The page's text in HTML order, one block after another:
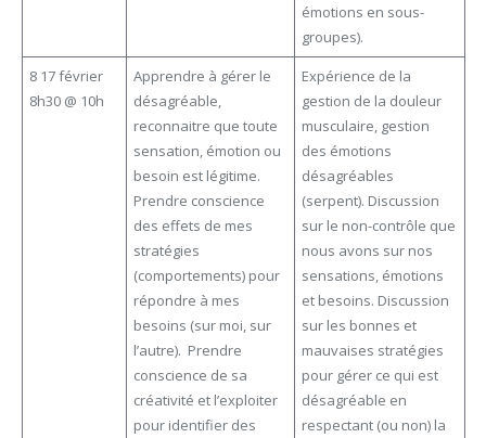
émotions en sous-
groupes).
8 17 février
8h30 @ 10h
Apprendre à gérer le
désagréable,
reconnaitre que toute
sensation, émotion ou
besoin est légitime.
Prendre conscience
des effets de mes
stratégies
(comportements) pour
répondre à mes
besoins (sur moi, sur
l’autre). Prendre
conscience de sa
créativité et l’exploiter
pour identifier des
Expérience de la
gestion de la douleur
musculaire, gestion
des émotions
désagréables
(serpent). Discussion
sur le non-contrôle que
nous avons sur nos
sensations, émotions
et besoins. Discussion
sur les bonnes et
mauvaises stratégies
pour gérer ce qui est
désagréable en
respectant (ou non) la